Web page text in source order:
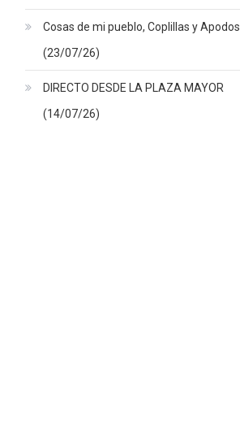
Cosas de mi pueblo, Coplillas y Apodos
(23/07/26)
DIRECTO DESDE LA PLAZA MAYOR
(14/07/26)